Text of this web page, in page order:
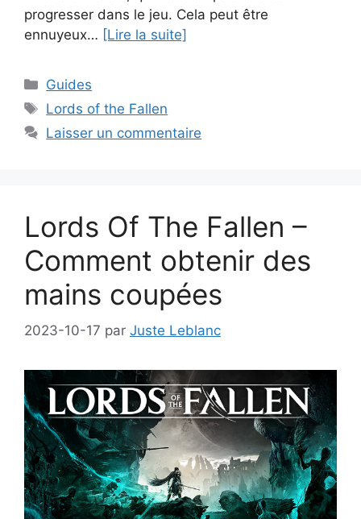
progresser dans le jeu. Cela peut être
ennuyeux… [Lire la suite]
Catégories
Guides
Étiquettes
Lords of the Fallen
Laisser un commentaire
Lords Of The Fallen –
Comment obtenir des
mains coupées
2023-10-17 par Juste Leblanc